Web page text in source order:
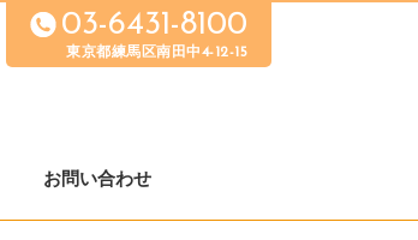
03-6431-8100
東京都練馬区南田中4-12-15
お問い合わせ